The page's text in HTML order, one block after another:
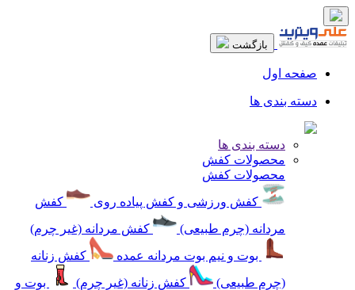
بازگشت
صفحه اول
دسته بندی ها
دسته بندی ها
محصولات کفش
محصولات کفش
کفش ورزشی و کفش پیاده روی
کفش
مردانه (چرم طبیعی)
کفش مردانه (غیر چرم)
بوت و نیم بوت مردانه عمده
کفش زنانه
(چرم طبیعی)
کفش زنانه (غیر چرم)
بوت و